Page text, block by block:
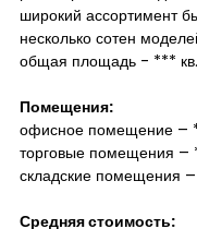
широкий ассортимент
несколько сотен
общая площадь - ***
Помещения:
офисное помещение –
торговые помещения –
складские помещения
Средняя стоимость: